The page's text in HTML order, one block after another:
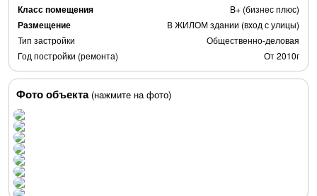
Класс помещения B+ (бизнес плюс)
Размещение
В ЖИЛОМ здании (вход с улицы)
Тип застройки
Общественно-деловая
Год постройки (ремонта)
От 2010г
Фото объекта (нажмите на фото)